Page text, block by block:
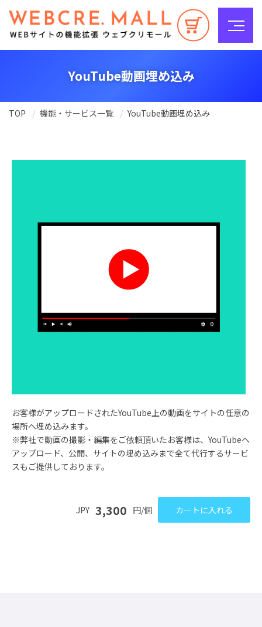
YouTube動画埋め込み
TOP 機能・サービス一覧 YouTube動画埋め込み
お客様がアップロードされたYouTube上の動画をサイトの任意の
場所へ埋め込みます。
※弊社で動画の撮影・編集をご依頼頂いたお客様は、YouTubeへ
アップロード、公開、サイトの埋め込みまで全て代行するサービ
スもご提供しております。
JPY 3,300 円/個 カートに入れる